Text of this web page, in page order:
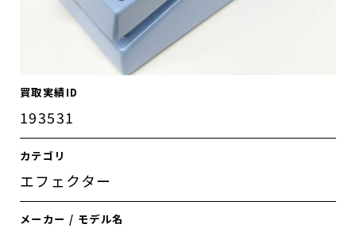
買取実績ID
193531
カテゴリ
エフェクター
メーカー / モデル名